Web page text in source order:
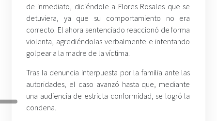
de inmediato, diciéndole a Flores Rosales que se
detuviera, ya que su comportamiento no era
correcto. El ahora sentenciado reaccionó de forma
violenta, agrediéndolas verbalmente e intentando
golpear a la madre de la víctima.
Tras la denuncia interpuesta por la familia ante las
autoridades, el caso avanzó hasta que, mediante
una audiencia de estricta conformidad, se logró la
condena.